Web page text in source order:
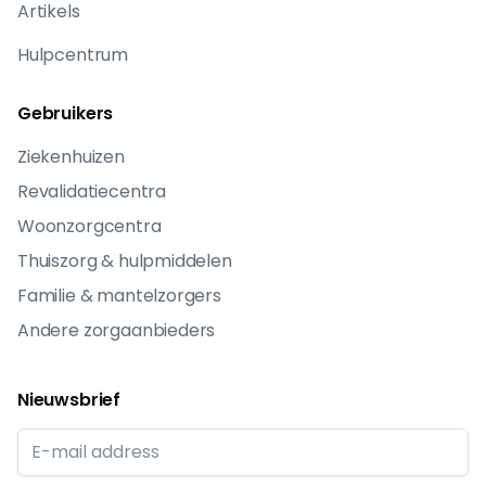
Artikels
Hulpcentrum
Gebruikers
Ziekenhuizen
Revalidatiecentra
Woonzorgcentra
Thuiszorg & hulpmiddelen
Familie & mantelzorgers
Andere zorgaanbieders
Nieuwsbrief